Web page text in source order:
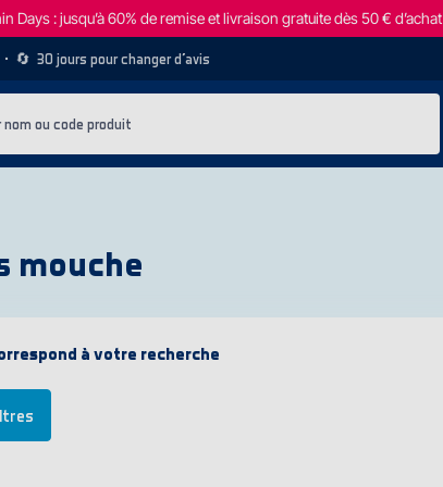
Days : jusqu’à 60% de remise et livraison gratuite dès 50 € d’achat
• 🔄 30 jours pour changer d’avis
mouche
à votre recherche